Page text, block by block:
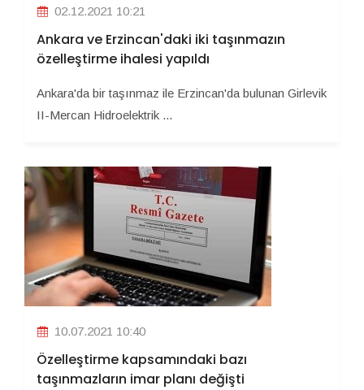
02.12.2021 10:21
Ankara ve Erzincan'daki iki taşınmazın
özelleştirme ihalesi yapıldı
Ankara'da bir taşınmaz ile Erzincan'da bulunan Girlevik
II-Mercan Hidroelektrik ...
10.07.2021 10:40
Özelleştirme kapsamındaki bazı
taşınmazların imar planı değişti